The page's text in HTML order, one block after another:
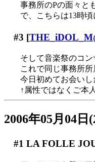
事務所のPの面々と
で、こちらは13時
#3 [
そして音楽祭のコ
これで同じ事務所
今日初めてお会い
↑属性ではなくご本
2006年05月04日
#1 LA FOLLE